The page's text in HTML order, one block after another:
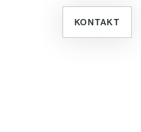
KONTAKT